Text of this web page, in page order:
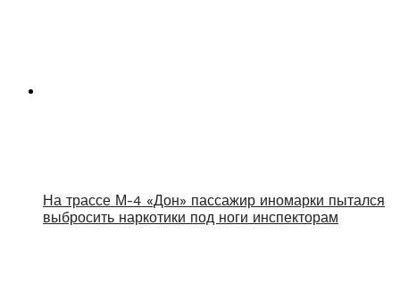
На трассе М-4 «Дон» пассажир иномарки пытался
выбросить наркотики под ноги инспекторам